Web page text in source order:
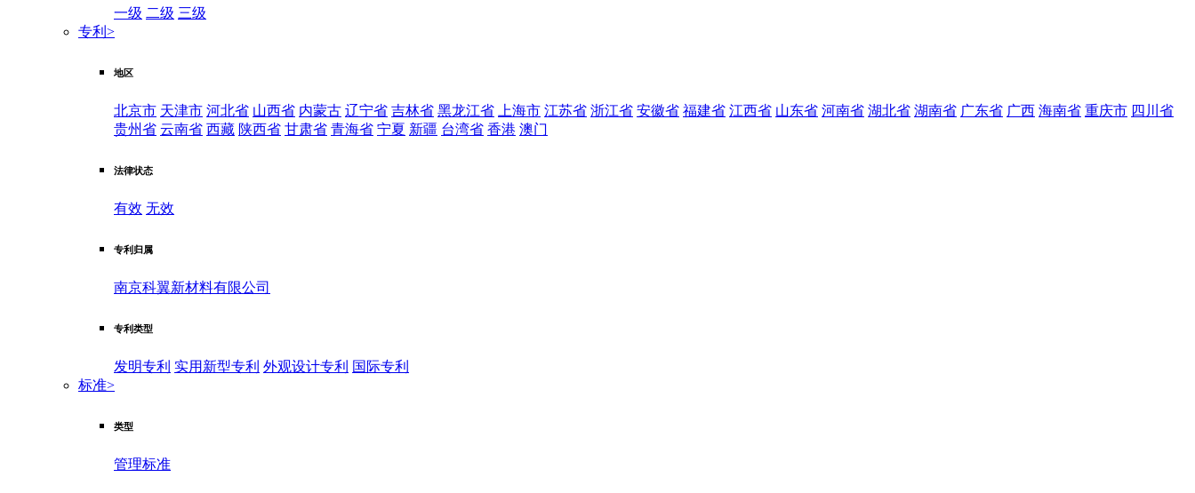
一级 二级 三级
专利 >
地区
北京市 天津市 河北省 山西省 内蒙古 辽宁省 吉林省 黑龙江省 上海市 江苏省 浙江省 安徽省 福建省 江西省 山东省 河南省 湖北省 湖南省 广东省 广西 海南省 重庆市 四川省
贵州省 云南省 西藏 陕西省 甘肃省 青海省 宁夏 新疆 台湾省 香港 澳门
法律状态
有效 无效
专利归属
南京科翼新材料有限公司
专利类型
发明专利 实用新型专利 外观设计专利 国际专利
标准>
类型
管理标准